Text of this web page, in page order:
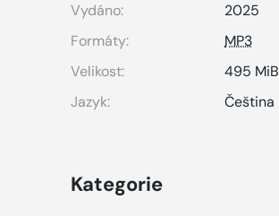
Vydáno:
2025
Formáty:
MP3
Velikost:
495 MiB
Jazyk:
Čeština
Kategorie